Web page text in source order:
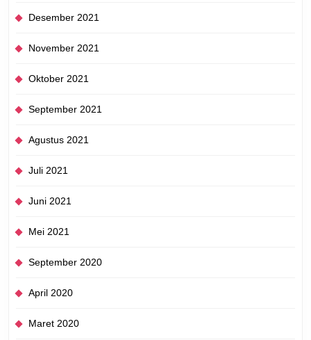
Desember 2021
November 2021
Oktober 2021
September 2021
Agustus 2021
Juli 2021
Juni 2021
Mei 2021
September 2020
April 2020
Maret 2020